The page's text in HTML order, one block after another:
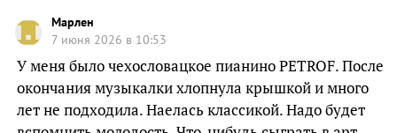
Марлен
7 июня 2026 в 10:53
У меня было чехословацкое пианино PETROF. После
окончания музыкалки хлопнула крышкой и много
лет не подходила. Наелась классикой. Надо будет